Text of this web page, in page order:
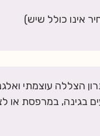
אינו כולל שיש)
הצללה עוצמתי
בגינה, במרפסת או